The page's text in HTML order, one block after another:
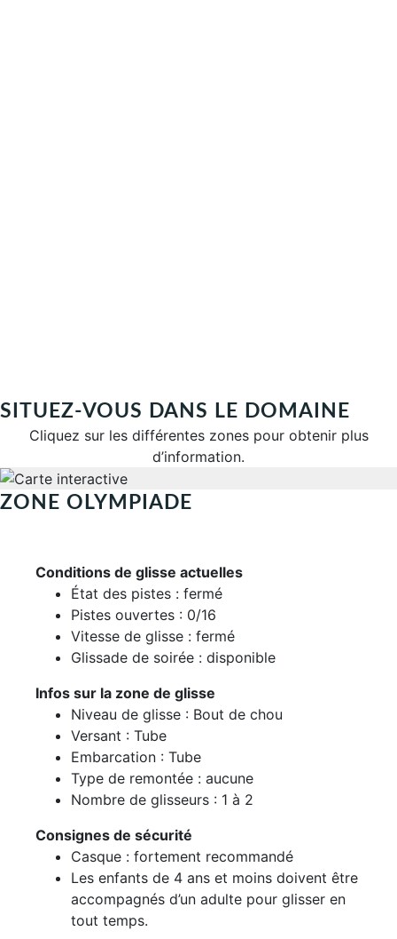
SITUEZ-VOUS DANS LE DOMAINE
Cliquez sur les différentes zones pour obtenir plus
d’information.
ZONE OLYMPIADE
Conditions de glisse actuelles
État des pistes : fermé
Pistes ouvertes : 0/16
Vitesse de glisse : fermé
Glissade de soirée : disponible
Infos sur la zone de glisse
Niveau de glisse : Bout de chou
Versant : Tube
Embarcation : Tube
Type de remontée : aucune
Nombre de glisseurs : 1 à 2
Consignes de sécurité
Casque : fortement recommandé
Les enfants de 4 ans et moins doivent être
accompagnés d’un adulte pour glisser en
tout temps.